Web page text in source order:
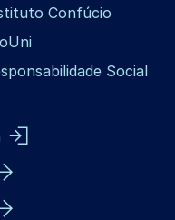
Confúcio
Social